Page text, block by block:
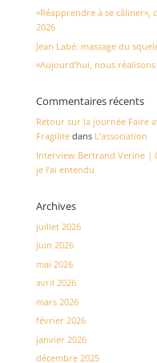
«Réapprendre à se câliner»,
2026
Jean Labé: massage du
«Aujourd’hui, nous
Commentaires récents
Retour sur la journée Faire
Fragilitedans L’association
Interview Bertrand Verine |
je l’ai entendu
Archives
juillet 2026
juin 2026
mai 2026
avril 2026
mars 2026
février 2026
janvier 2026
décembre 2025